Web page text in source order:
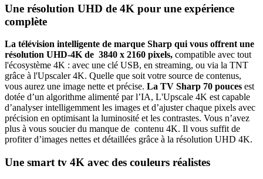
Une résolution UHD de 4K pour une expérience
complète
La télévision intelligente de marque Sharp qui vous offrent une
résolution UHD-4K de 3840 x 2160 pixels, compatible avec tout
l'écosystème 4K : avec une clé USB, en streaming, ou via la TNT
grâce à l'Upscaler 4K. Quelle que soit votre source de contenus,
vous aurez une image nette et précise. La TV Sharp 70 pouces est
dotée d’un algorithme alimenté par l’IA, L'Upscale 4K est capable
d’analyser intelligemment les images et d’ajuster chaque pixels avec
précision en optimisant la luminosité et les contrastes. Vous n’avez
plus à vous soucier du manque de contenu 4K. Il vous suffit de
profiter d’images nettes et détaillées grâce à la résolution UHD 4K.
Une smart tv 4K avec des couleurs réalistes